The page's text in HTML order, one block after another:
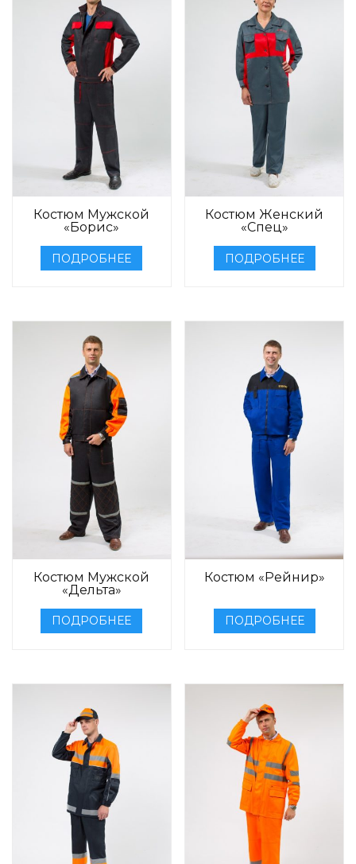
Костюм Мужской
«Борис»
ПОДРОБНЕЕ
Костюм Женский
«Спец»
ПОДРОБНЕЕ
Костюм Мужской
«Дельта»
ПОДРОБНЕЕ
Костюм «Рейнир»
ПОДРОБНЕЕ